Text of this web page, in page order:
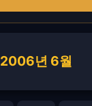
2006년 6월